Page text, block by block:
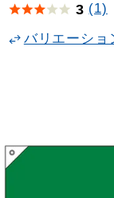
3 (1)
バリエーショ